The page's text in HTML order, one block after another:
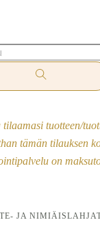
tilaamasi tuotteen/
tämän tilauksen
on
JA